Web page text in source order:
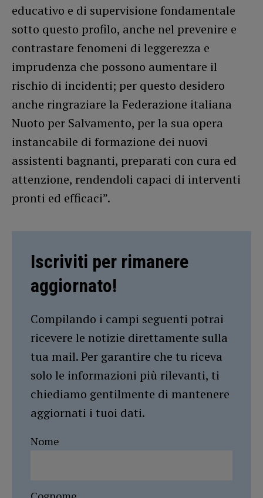
educativo e di supervisione fondamentale
sotto questo profilo, anche nel prevenire e
contrastare fenomeni di leggerezza e
imprudenza che possono aumentare il
rischio di incidenti; per questo desidero
anche ringraziare la Federazione italiana
Nuoto per Salvamento, per la sua opera
instancabile di formazione dei nuovi
assistenti bagnanti, preparati con cura ed
attenzione, rendendoli capaci di interventi
pronti ed efficaci”.
Iscriviti per rimanere
aggiornato!
Compilando i campi seguenti potrai
ricevere le notizie direttamente sulla
tua mail. Per garantire che tu riceva
solo le informazioni più rilevanti, ti
chiediamo gentilmente di mantenere
aggiornati i tuoi dati.
Nome